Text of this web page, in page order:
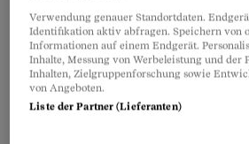
Partnerinhalte
Verwendung genauer Standortdaten.
Identifikation aktiv abfragen. Speichern von
Informationen auf einem Endgerät.
Inhalte, Messung von Werbeleistung und der
Inhalten, Zielgruppenforschung sowie
von Angeboten.
Liste der Partner (Lieferanten)